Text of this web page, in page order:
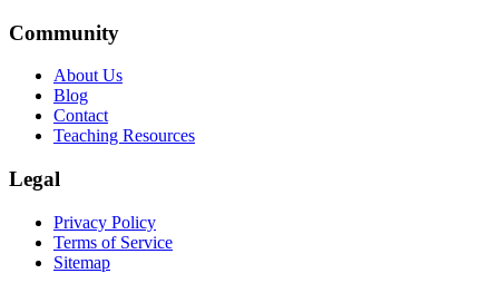
Community
About Us
Blog
Contact
Teaching Resources
Legal
Privacy Policy
Terms of Service
Sitemap